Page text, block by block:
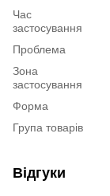
Час
застосування
Проблема
Зона
застосування
Форма
Група товарів
Відгуки